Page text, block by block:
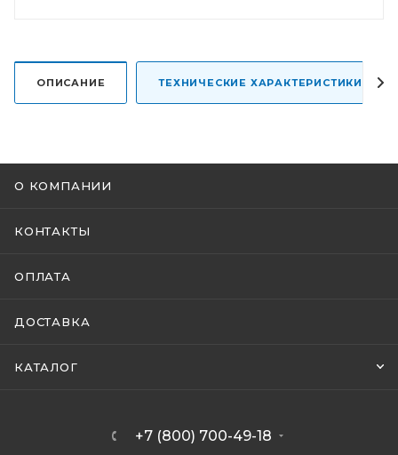
ОПИСАНИЕ ТЕХНИЧЕСКИЕ ХАРАКТЕРИСТИКИ
О КОМПАНИИ
КОНТАКТЫ
ОПЛАТА
ДОСТАВКА
КАТАЛОГ
+7 (800) 700-49-18